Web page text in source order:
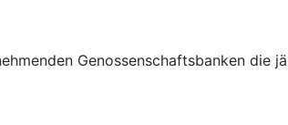
Genossenschaftsbanken die